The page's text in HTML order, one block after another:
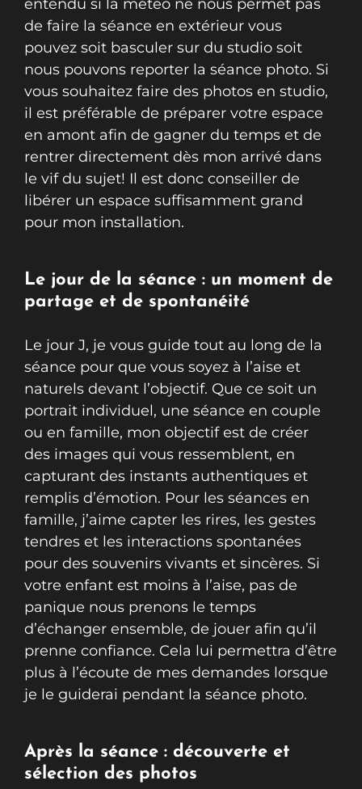
entendu si la météo ne nous permet pas
de faire la séance en extérieur vous
pouvez soit basculer sur du studio soit
nous pouvons reporter la séance photo. Si
vous souhaitez faire des photos en studio,
il est préférable de préparer votre espace
en amont afin de gagner du temps et de
rentrer directement dès mon arrivé dans
le vif du sujet! Il est donc conseiller de
libérer un espace suffisamment grand
pour mon installation.
Le jour de la séance : un moment de
partage et de spontanéité
Le jour J, je vous guide tout au long de la
séance pour que vous soyez à l’aise et
naturels devant l’objectif. Que ce soit un
portrait individuel, une séance en couple
ou en famille, mon objectif est de créer
des images qui vous ressemblent, en
capturant des instants authentiques et
remplis d’émotion. Pour les séances en
famille, j’aime capter les rires, les gestes
tendres et les interactions spontanées
pour des souvenirs vivants et sincères. Si
votre enfant est moins à l’aise, pas de
panique nous prenons le temps
d’échanger ensemble, de jouer afin qu’il
prenne confiance. Cela lui permettra d’être
plus à l’écoute de mes demandes lorsque
je le guiderai pendant la séance photo.
Après la séance : découverte et
sélection des photos